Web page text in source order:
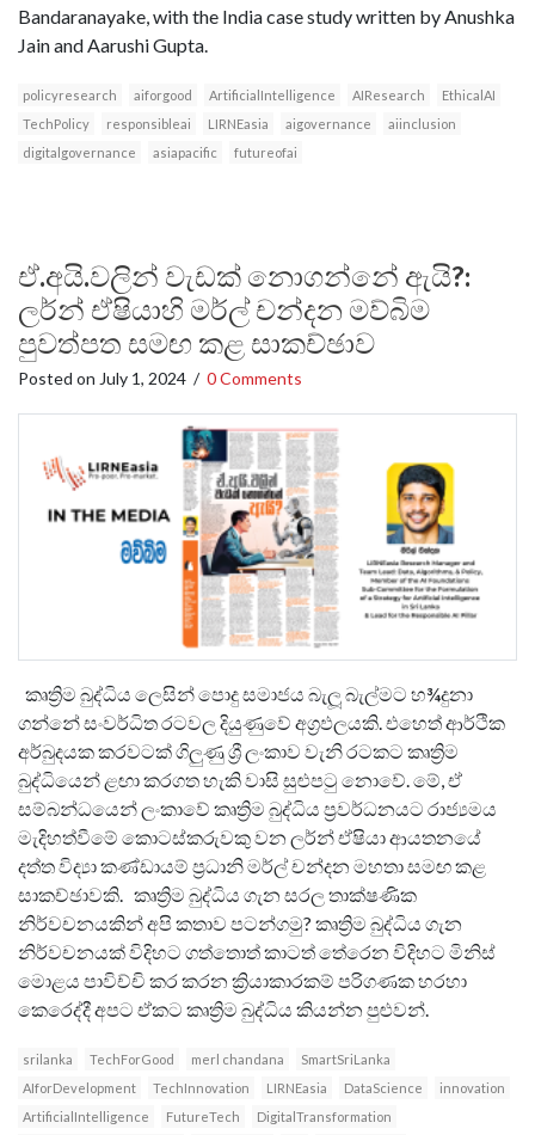
Bandaranayake, with the India case study written by Anushka
Jain and Aarushi Gupta.
policyresearch aiforgood ArtificialIntelligence AIResearch
EthicalAI
TechPolicy
responsibleai LIRNEasia aigovernance
aiinclusion
digitalgovernance
asiapacific futureofai
ඒ.අයි.වලින් වැඩක් නොගන්නේ ඇයි?:
ලර්න් ඒෂියාහි මර්ල් චන්දන මව්බිම
පුවත්පත සමඟ කළ සාකච්ඡාව
Posted on July 1, 2024 / 0 Comments
කෘත්‍රිම බුද්ධිය ලෙසින් පොදු සමාජය බැලූ බැල්මට හ¾දුනා
ගන්නේ සංවර්ධිත රටවල දියුණුවේ අග්‍රඵලයකි. එහෙත් ආර්ථික
අර්බුදයක කරවටක් ගිලුණු ශ්‍රී ලංකාව වැනි රටකට කෘත්‍රිම
බුද්ධියෙන් ළඟා කරගත හැකි වාසි සුළුපටු නොවේ. මේ, ඒ
සම්බන්ධයෙන් ලංකාවේ කෘත්‍රිම බුද්ධිය ප්‍රවර්ධනයට රාජ්‍යමය
මැදිහත්වීමේ කොටස්කරුවකු වන ලර්න් ඒෂියා ආයතනයේ
දත්ත විද්‍යා කණ්ඩායම් ප්‍රධානි මර්ල් චන්දන මහතා සමඟ කළ
සාකච්ඡාවකි. කෘත්‍රිම බුද්ධිය ගැන සරල තාක්ෂණික
නිර්වචනයකින් අපි කතාව පටන්ගමු? කෘත්‍රිම බුද්ධිය ගැන
නිර්වචනයක් විදිහට ගත්තොත් කාටත් තේරෙන විදිහට මිනිස්
මොළය පාවිච්චි කර කරන ක්‍රියාකාරකම් පරිගණක හරහා
කෙරෙද්දී අපට ඒකට කෘත්‍රිම බුද්ධිය කියන්න පුළුවන්.
srilanka TechForGood merl chandana
SmartSriLanka
AIforDevelopment
TechInnovation LIRNEasia DataScience
innovation
ArtificialIntelligence
FutureTech
DigitalTransformation